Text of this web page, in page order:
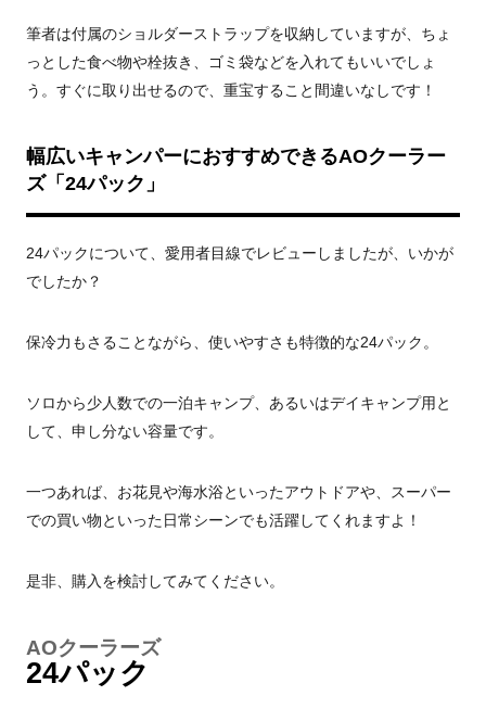
筆者は付属のショルダーストラップを収納していますが、ちょ
っとした食べ物や栓抜き、ゴミ袋などを入れてもいいでしょ
う。すぐに取り出せるので、重宝すること間違いなしです！
幅広いキャンパーにおすすめできるAOクーラー
ズ「 24パック」
24パックについて、愛用者目線でレビューしましたが、いかが
でしたか？
保冷力もさることながら、使いやすさも特徴的な24パック。
ソロから少人数での一泊キャンプ、あるいはデイキャンプ用と
して、申し分ない容量です。
一つあれば、お花見や海水浴といったアウトドアや、スーパー
での買い物といった日常シーンでも活躍してくれますよ！
是非、購入を検討してみてください。
AOクーラーズ
24パック